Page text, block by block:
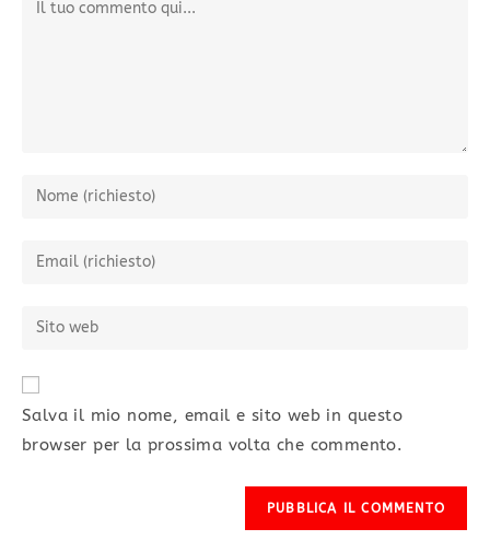
Salva il mio nome, email e sito web in questo
browser per la prossima volta che commento.